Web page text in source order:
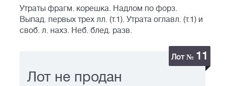
Утраты фрагм. корешка. Надлом по форз.
Выпад. первых трех лл. (т.1). Утрата оглавл. (т.1) и
своб. л. нахз. Неб. блед. разв.
Лот № 11
Лот не продан